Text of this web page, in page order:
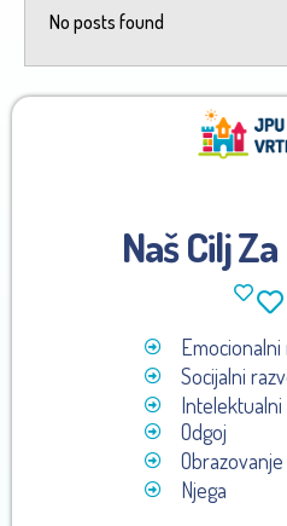
No posts found
Naš Cilj
Emocionalni
Socijalni
Intelektualni
Odgoj
Obrazovanje
Njega